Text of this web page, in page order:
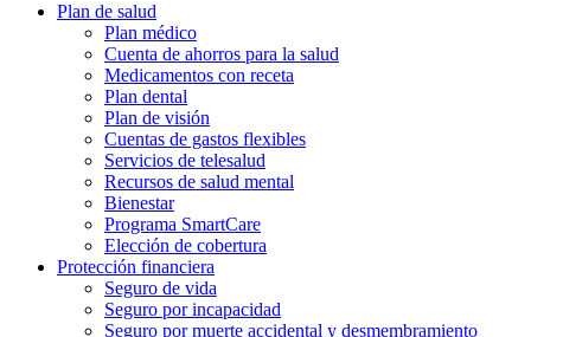
Plan de salud
Plan médico
Cuenta de ahorros para la salud
Medicamentos con receta
Plan dental
Plan de visión
Cuentas de gastos flexibles
Servicios de telesalud
Recursos de salud mental
Bienestar
Programa SmartCare
Elección de cobertura
Protección financiera
Seguro de vida
Seguro por incapacidad
Seguro por muerte accidental y desmembramiento